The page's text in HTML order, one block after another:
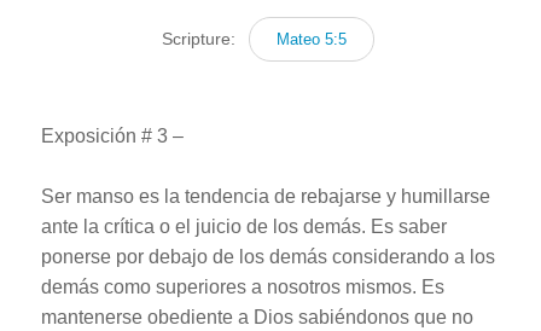
audio
Scripture: Mateo 5:5
Exposición # 3 –
Ser manso es la tendencia de rebajarse y humillarse
ante la crítica o el juicio de los demás. Es saber
ponerse por debajo de los demás considerando a los
demás como superiores a nosotros mismos. Es
mantenerse obediente a Dios sabiéndonos que no